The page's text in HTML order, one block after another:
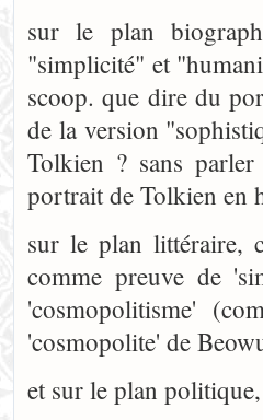
sur le plan
"simplicité" et
scoop. que dire du
de la version
Tolkien ? sans
portrait de Tolkien en
sur le plan littéraire,
comme preuve de
'cosmopolitisme'
'cosmopolite' de
et sur le plan